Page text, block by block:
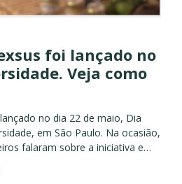
foi lançado no
Veja como
no dia 22 de maio, Dia
em São Paulo. Na ocasião,
falaram sobre a iniciativa e
id="bP80A19itD8"] Saiba mais